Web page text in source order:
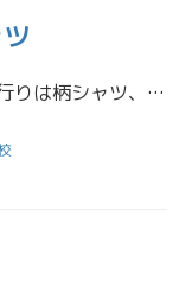
皆様ごきげんよう。 最近の流行りは柄シャツ、野口慎之介です。 サラサラの柄シャツを身にまとってムシっとした暑さに対抗しながらこのブログを書いています。 今回は僕の簡単な自己紹介と現在の大学生活について徒然なるままに書き連 […]